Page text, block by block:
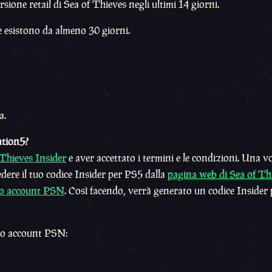
retail di Sea of Thieves negli ultimi 14 giorni.
da almeno 30 giorni.
Insidere aver accettato i termini e le condizioni. Una
il tuo codice Insider per PS5 dallapagina web di Sea of
account PSN. Così facendo, verrà generato un codice Insider
account PSN: